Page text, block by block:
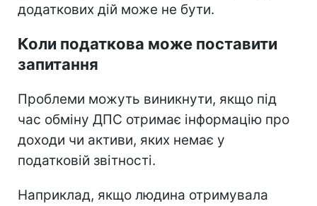
додаткових дій може не бути.
Коли податкова може поставити
запитання
Проблеми можуть виникнути, якщо під
час обміну ДПС отримає інформацію про
доходи чи активи, яких немає у
податковій звітності.
Наприклад, якщо людина отримувала